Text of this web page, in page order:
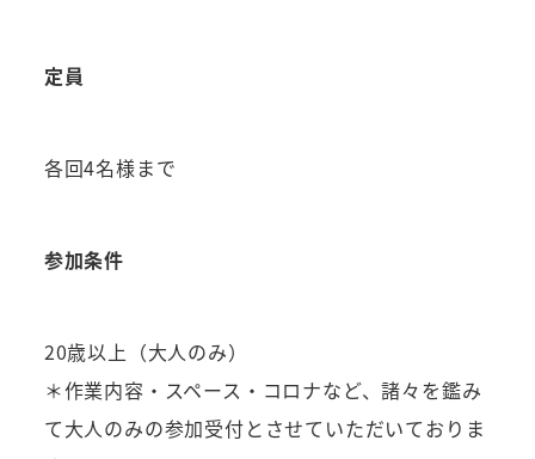
定員
各回4名様まで
参加条件
20歳以上（大人のみ）
＊作業内容・スペース・コロナなど、諸々を鑑み
て大人のみの参加受付とさせていただいておりま